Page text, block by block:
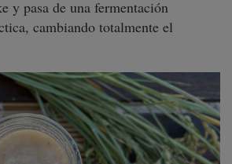
y pasa de una fermentación
cambiando totalmente el